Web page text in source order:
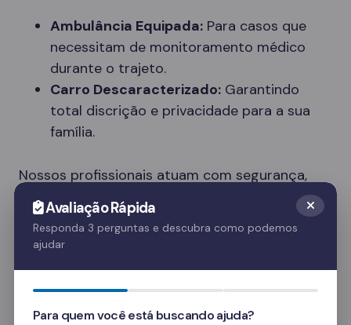
Ambulância Equipada: Para casos que
necessitam de monitoramento médico
durante o trajeto.
Carro Descaracterizado: Garantindo
total discrição e privacidade para a sua
família.
Nossos profissionais atuam com segurança,
respeito e dignidade, entendendo a
sensibilidade do momento.
Cada paciente tem necessidades únicas. Nossa
Avaliação Rápida
Responda 3 perguntas e descubra como podemos
ajudar
Para quem você está buscando ajuda?